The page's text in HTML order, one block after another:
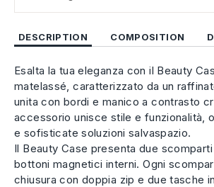
DESCRIPTION COMPOSITION
Esalta la tua eleganza con il Beauty
matelassé, caratterizzato da un
unita con bordi e manico a contrasto
accessorio unisce stile e funzionalità,
e sofisticate soluzioni salvaspazio.
Il Beauty Case presenta due
bottoni magnetici interni. Ogni
chiusura con doppia zip e due tasche